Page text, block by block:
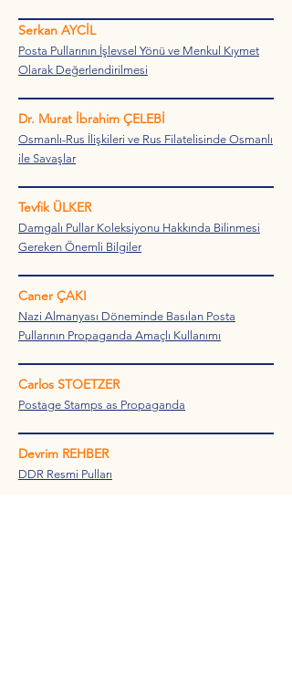
Serkan AYCİL
Posta Pullarının İşlevsel Yönü ve Menkul Kıymet
Olarak Değerlendirilmesi
Dr. Murat İbrahim ÇELEBİ
Osmanlı-Rus İlişkileri ve Rus Filatelisinde Osmanlı
ile Savaşlar
Tevfik ÜLKER
Damgalı Pullar Koleksiyonu Hakkında Bilinmesi
Gereken Önemli Bilgiler
Caner ÇAKI
Nazi Almanyası Döneminde Basılan Posta
Pullarının Propaganda Amaçlı Kullanımı
Carlos STOETZER
Postage Stamps as Propaganda
Devrim REHBER
DDR Resmi Pulları